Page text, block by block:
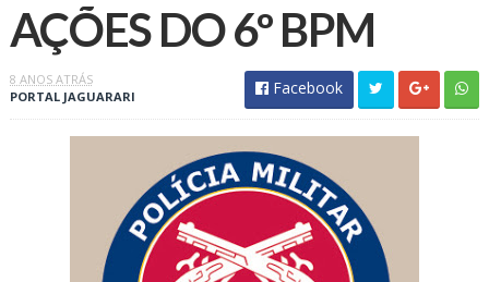
AÇÕES DO 6º BPM
8 ANOS ATRÁS
PORTAL JAGUARARI
Facebook